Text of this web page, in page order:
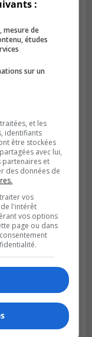
pour
les
:
mesure de
études
sur un
et les
identifiants
être stockées
avec lui,
partenaires et
des données de
vos
l'intérêt
vos options
page ou dans